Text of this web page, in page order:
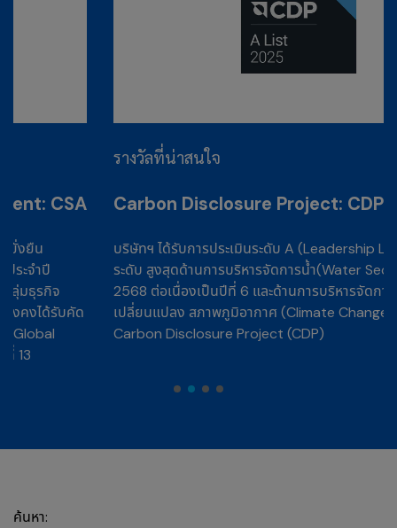
รางวัลที่น่าสนใจ
Carbon Disclosure Project: CDP
บริษัทฯ ได้รับการประเมินระดับ A (Leadership Level) ซึ่งเป็น
ระดับ สูงสุดด้านการบริหารจัดการน้ำ(Water Security) ประจำปี
2568 ต่อเนื่องเป็นปีที่ 6 และด้านการบริหารจัดการการ
เปลี่ยนแปลง สภาพภูมิอากาศ (Climate Change) ในระดับ B จา
Carbon Disclosure Project (CDP)
ค้นหา: